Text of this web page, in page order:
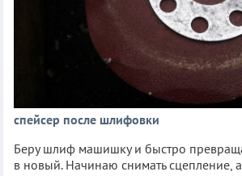
спейсер после шлифовки
Беру шлиф машишку и быстро
в новый. Начинаю снимать сцепление,